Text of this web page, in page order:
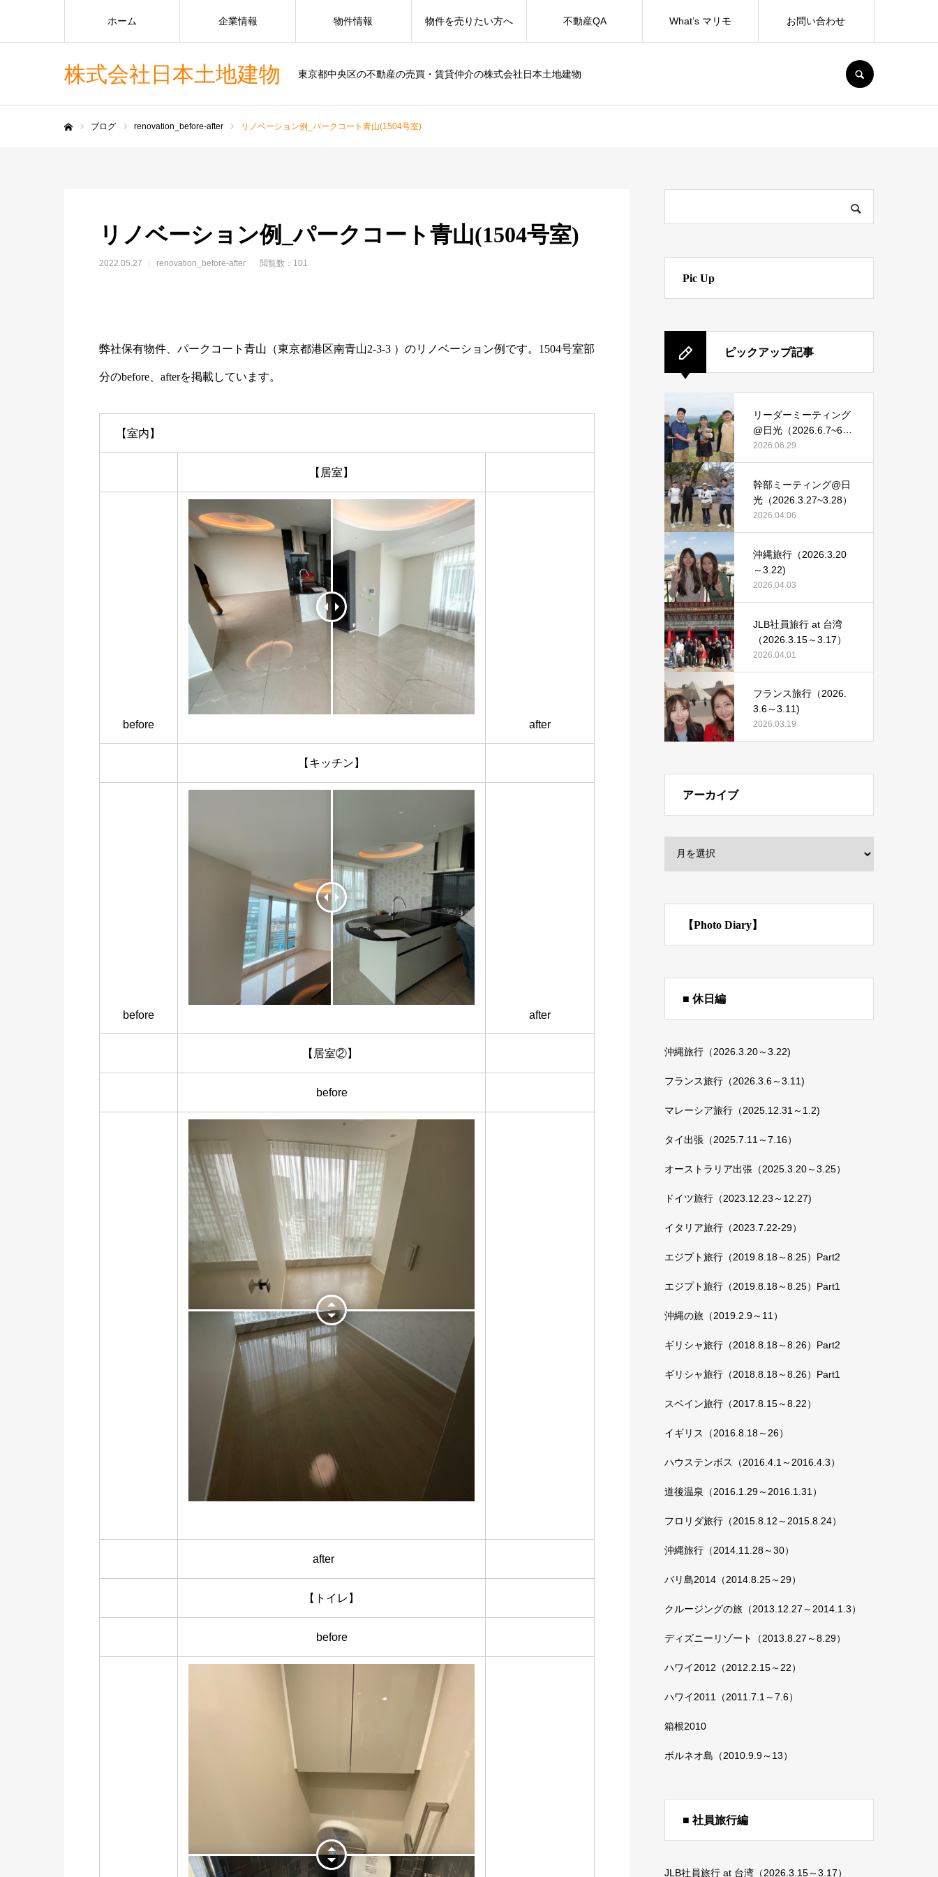
株式会社日本土地建物 東京都中央区の不動産の売買・賃貸仲介の株式会社日本土地建物
ホーム 企業情報 物件情報 物件を売りたい方へ 不動産QA What’s マリモ お問い合わせ
ブログ renovation_before-after リノベーション例_パークコート青山(1504号室)
リノベーション例_パークコート青山(1504号室)
2022.05.27 renovation_before-after 閲覧数：101
弊社保有物件、パークコート青山（東京都港区南青山2-3-3 ）のリノベーション例です。1504号室部
分のbefore、afterを掲載しています。
【室内】
【居室】
before after
【キッチン】
before after
【居室②】
before
after
【トイレ】
before
Pic Up
ピックアップ記事
リーダーミーティング
@日光（2026.6.7~6.
8）
2026.06.29
幹部ミーティング@日
光（2026.3.27~3.28）
2026.04.06
沖縄旅行（2026.3.20
～3.22)
2026.04.03
JLB社員旅行 at 台湾
（2026.3.15～3.17）
2026.04.01
フランス旅行（2026.
3.6～3.11)
2026.03.19
アーカイブ
【Photo Diary】
■ 休日編
沖縄旅行（2026.3.20～3.22)
フランス旅行（2026.3.6～3.11)
マレーシア旅行（2025.12.31～1.2)
タイ出張（2025.7.11～7.16）
オーストラリア出張（2025.3.20～3.25）
ドイツ旅行（2023.12.23～12.27)
イタリア旅行（2023.7.22-29）
エジプト旅行（2019.8.18～8.25）Part2
エジプト旅行（2019.8.18～8.25）Part1
沖縄の旅（2019.2.9～11）
ギリシャ旅行（2018.8.18～8.26）Part2
ギリシャ旅行（2018.8.18～8.26）Part1
スペイン旅行（2017.8.15～8.22）
イギリス（2016.8.18～26）
ハウステンボス（2016.4.1～2016.4.3）
道後温泉（2016.1.29～2016.1.31）
フロリダ旅行（2015.8.12～2015.8.24）
沖縄旅行（2014.11.28～30）
バリ島2014（2014.8.25～29）
クルージングの旅（2013.12.27～2014.1.3）
ディズニーリゾート（2013.8.27～8.29）
ハワイ2012（2012.2.15～22）
ハワイ2011（2011.7.1～7.6）
箱根2010
ボルネオ島（2010.9.9～13）
■ 社員旅行編
JLB社員旅行 at 台湾（2026.3.15～3.17）